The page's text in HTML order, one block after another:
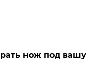
нож под вашу